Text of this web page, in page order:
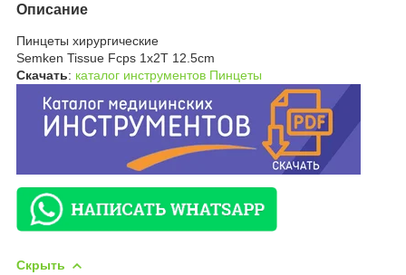
Описание
Пинцеты хирургические
Semken Tissue Fcps 1x2T 12.5cm
Скачать: каталог инструментов Пинцеты
Скрыть